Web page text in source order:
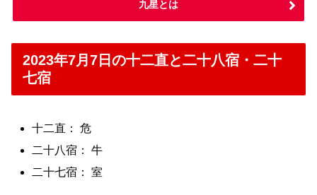
九星とは
2023年7月7日の十二直と二十八宿・二十
七宿
十二直： 危
二十八宿： 牛
二十七宿： 室